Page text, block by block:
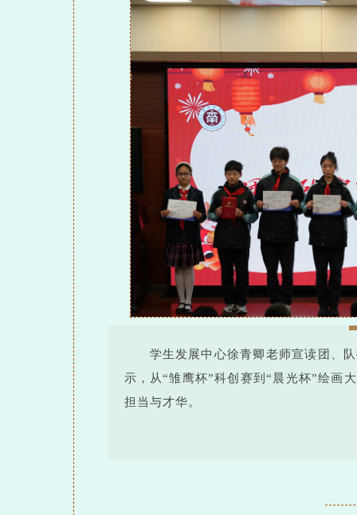
学生发展中心徐青卿老师宣读团、
示，从“雏鹰杯”科创赛到“晨光杯”绘画
担当与才华。